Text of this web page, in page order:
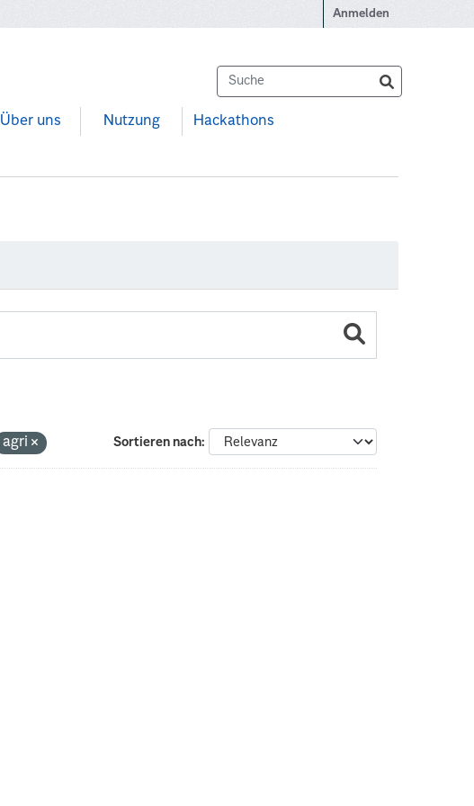
Anmelden
Über uns Nutzung Hackathons
Sortieren nach
agri